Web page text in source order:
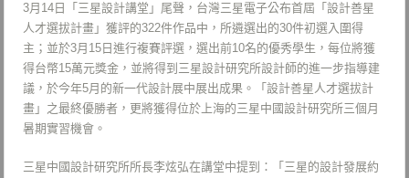
3月14日「三星設計講堂」尾聲，台灣三星電子公布首屆「設計善星
人才選拔計畫」獲評的322件作品中，所遴選出的30件初選入圍得
主；並於3月15日進行複賽評選，選出前10名的優秀學生，每位將獲
得台幣15萬元獎金，並將得到三星設計研究所設計師的進一步指導建
議，於今年5月的新一代設計展中展出成果。「設計善星人才選拔計
畫」之最終優勝者，更將獲得位於上海的三星中國設計研究所三個月
暑期實習機會。​
三星中國設計研究所所長李炫弘在講堂中提到：「三星的設計發展約